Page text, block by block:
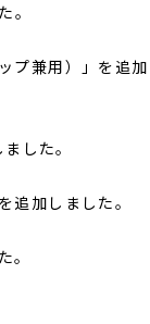
。
プ兼用）」を追加
した。
追加しました。
。